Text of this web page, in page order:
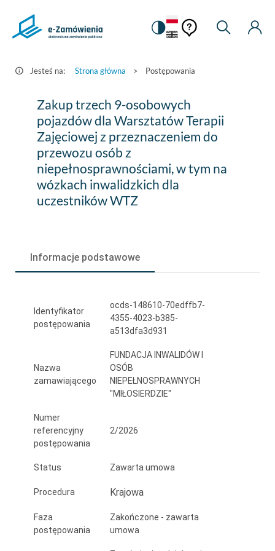
Postępowania
Zamówienia.gov.pl
Zmiana
na
kontrastową
Pomoc
kontekstowa
Pomoc
Moje
Jesteś na: Strona główna > Postępowania
Zakup
trzech
osobowych
pojazdów
Zajęciowej
przeznaczeniem
do
osób
niepełnosprawnościami,
tym
inwalidzkich
Zakup trzech 9-osobowych
pojazdów dla Warsztatów Terapii
Zajęciowej z przeznaczeniem do
przewozu osób z
niepełnosprawnościami, w tym na
wózkach inwalidzkich dla
uczestników WTZ
Informacje podstawowe
Identyfikator
postępowania
ocds-148610-70edffb7-
4355-4023-b385-
a513dfa3d931
Nazwa
zamawiającego
FUNDACJA INWALIDÓW I
OSÓB
NIEPEŁNOSPRAWNYCH
"MIŁOSIERDZIE"
Numer
referencyjny
postępowania
2/2026
Status Zawarta umowa
Procedura Krajowa
Faza
postępowania
Zakończone - zawarta
umowa